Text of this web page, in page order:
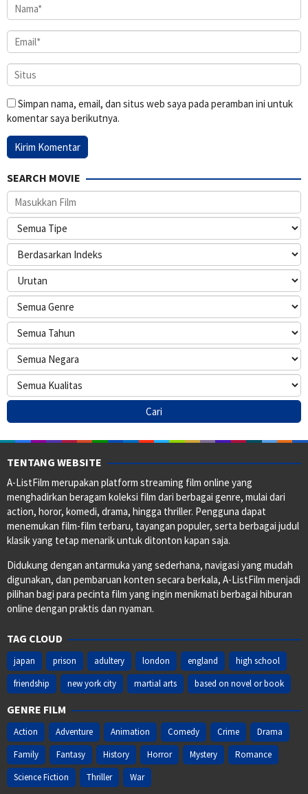
Simpan nama, email, dan situs web saya pada peramban ini untuk
komentar saya berikutnya.
SEARCH MOVIE
TENTANG WEBSITE
A-ListFilm merupakan platform streaming film online yang
menghadirkan beragam koleksi film dari berbagai genre, mulai dari
action, horor, komedi, drama, hingga thriller. Pengguna dapat
menemukan film-film terbaru, tayangan populer, serta berbagai judul
klasik yang tetap menarik untuk ditonton kapan saja.
Didukung dengan antarmuka yang sederhana, navigasi yang mudah
digunakan, dan pembaruan konten secara berkala, A-ListFilm menjadi
pilihan bagi para pecinta film yang ingin menikmati berbagai hiburan
online dengan praktis dan nyaman.
TAG CLOUD
japan prison adultery london england
high school
friendship
new york city martial arts based on novel or book
GENRE FILM
Action Adventure Animation Comedy Crime
Drama
Family
Fantasy History Horror Mystery
Romance
Science Fiction
Thriller War